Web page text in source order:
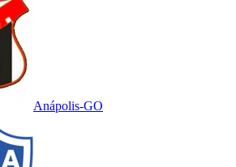
Anápolis-GO